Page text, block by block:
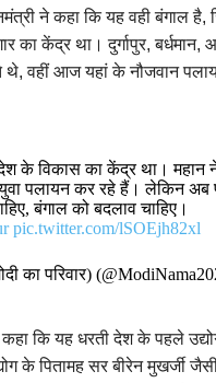
ने कहा कि यह वही बंगाल है,
का केंद्र था। दुर्गापुर,
वहीं आज यहां के नौजवान
के विकास का केंद्र था।
युवा पलायन कर रहे हैं। लेकिन
बंगाल को बदलाव चाहिए।
pic.twitter.com/lSOEjh82xl
का परिवार)
कि यह धरती देश के पहले
के पितामह सर बीरेन मुखर्जी